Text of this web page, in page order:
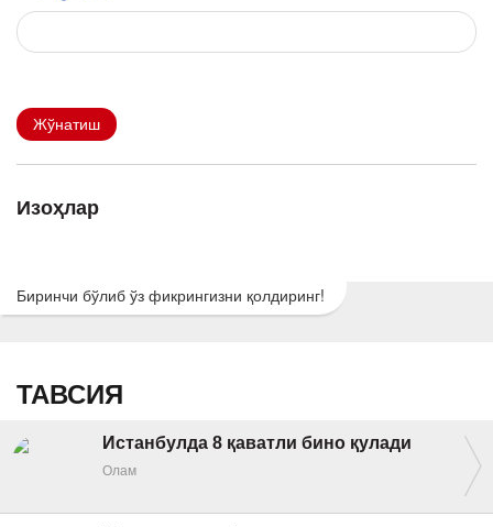
Жўнатиш
Изоҳлар
Биринчи бўлиб ўз фикрингизни қолдиринг!
ТАВСИЯ
Истанбулда 8 қаватли бино қулади
Олам